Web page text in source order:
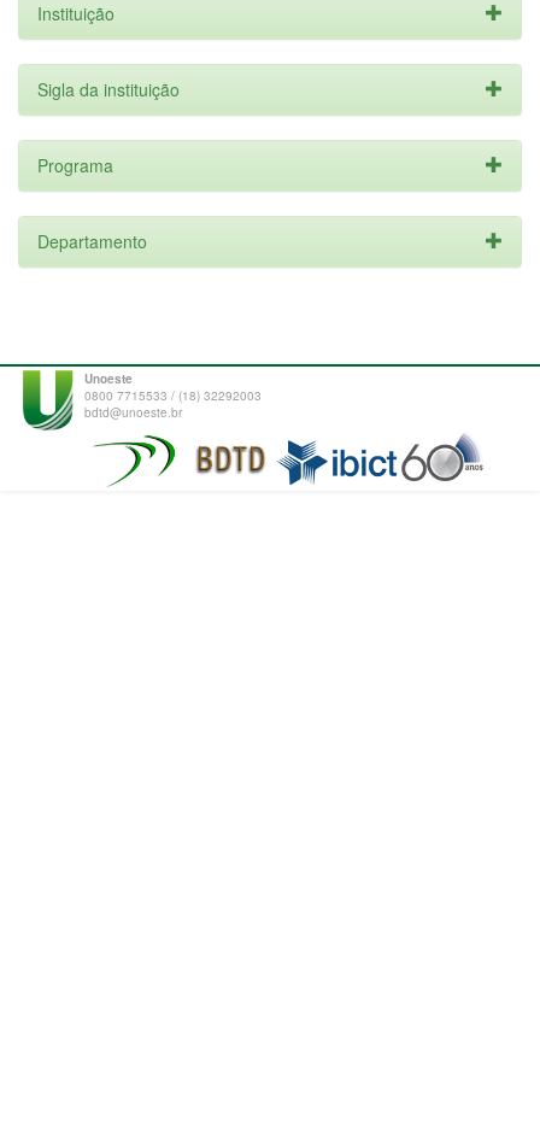
Instituição
Sigla da instituição
Programa
Departamento
Unoeste
0800 7715533 / (18) 32292003
bdtd@unoeste.br